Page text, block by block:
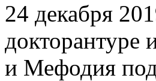
24 декабря
докторантуре
и Мефодия под